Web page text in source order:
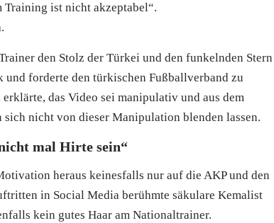
ist nicht akzeptabel“.
den Stolz der Türkei und den funkelnden Stern
und forderte den türkischen Fußballverband zu
das Video sei manipulativ und aus dem
nicht von dieser Manipulation blenden lassen.
mal Hirte sein“
heraus keinesfalls nur auf die AKP und den
in Social Media berühmte säkulare Kemalist
kein gutes Haar am Nationaltrainer.